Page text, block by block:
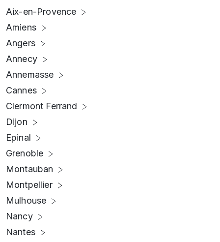
Aix-en-Provence
Amiens
Angers
Annecy
Annemasse
Cannes
Clermont Ferrand
Dijon
Epinal
Grenoble
Montauban
Montpellier
Mulhouse
Nancy
Nantes